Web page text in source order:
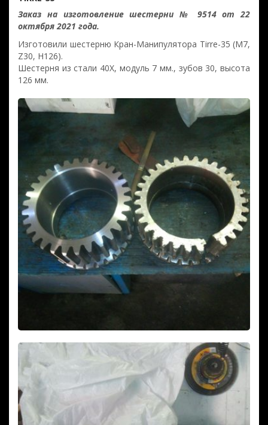
Заказ на изготовление шестерни № 9514 от 22
октября 2021 года.
Изготовили шестерню Кран-Манипулятора Tirre-35 (M7,
Z30, H126).
Шестерня из стали 40Х, модуль 7 мм., зубов 30, высота
126 мм.